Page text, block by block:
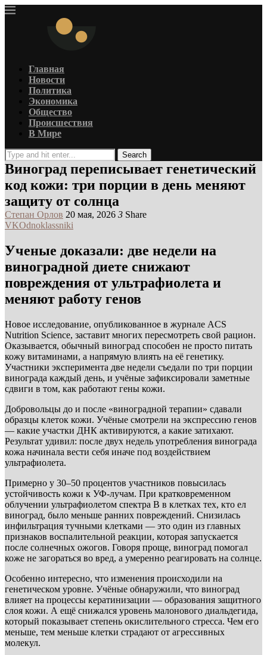
Главная
Новости
Политика
Экономика
Общество
Происшествия
В Мире
Search
Виноград переписывает генетический
код кожи: три порции в день меняют
защиту от солнца
Степан Орлов 20 мая, 2026 3 Share
VKOdnoklassniki
Ученые доказали: две недели на
виноградной диете снижают
повреждения от ультрафиолета и
меняют работу генов
Новое исследование, опубликованное в журнале ACS
Nutrition Science, заставит многих пересмотреть свой рацион.
Оказывается, обычный виноград способен не просто питать
кожу витаминами, а напрямую влиять на её генетику.
Участники эксперимента две недели съедали по три порции
винограда каждый день, и учёные зафиксировали заметные
сдвиги в том, как работают гены кожи.
Добровольцы до и после «виноградной терапии» сдавали
образцы клеток кожи. Учёные смотрели на экспрессию генов
— какие участки ДНК активируются, а какие затихают.
Результат удивил: после двух недель употребления винограда
кожа начинала вести себя иначе под воздействием
ультрафиолета.
Примерно у 30–50 процентов участников повысилась
устойчивость кожи к УФ-лучам. При кратковременном
облучении ультрафиолетом спектра B в клетках тех, кто ел
виноград, было меньше ранних повреждений. Снизилась
инфильтрация тучными клетками — это один из главных
признаков воспалительной реакции, которая запускается
после солнечных ожогов. Говоря проще, виноград помогал
коже не загораться во вред, а умеренно реагировать на солнце.
Особенно интересно, что изменения происходили на
генетическом уровне. Учёные обнаружили, что виноград
влияет на процессы кератинизации — образования защитного
слоя кожи. А ещё снижался уровень малонового диальдегида,
который показывает степень окислительного стресса. Чем его
меньше, тем меньше клетки страдают от агрессивных
молекул.